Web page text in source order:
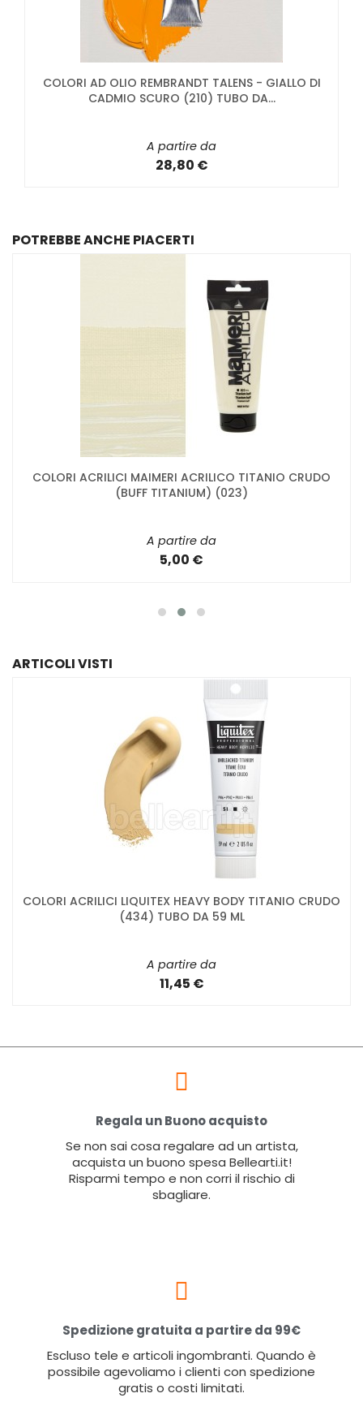
COLORI AD OLIO REMBRANDT TALENS - GIALLO DI
CADMIO SCURO (210) TUBO DA...
A partire da
28,80 €
POTREBBE ANCHE PIACERTI
COLORI ACRILICI MAIMERI ACRILICO TITANIO CRUDO
(BUFF TITANIUM) (023)
A partire da
5,00 €
ARTICOLI VISTI
COLORI ACRILICI LIQUITEX HEAVY BODY TITANIO CRUDO
(434) TUBO DA 59 ML
A partire da
11,45 €
Regala un Buono acquisto
Se non sai cosa regalare ad un artista,
acquista un buono spesa Bellearti.it!
Risparmi tempo e non corri il rischio di
sbagliare.
Spedizione gratuita a partire da 99€
Escluso tele e articoli ingombranti. Quando è
possibile agevoliamo i clienti con spedizione
gratis o costi limitati.